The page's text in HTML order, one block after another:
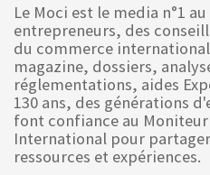
Le Moci est le media n°1
entrepreneurs, des
du commerce
magazine, dossiers,
réglementations, aides
130 ans, des générations
font confiance au
International pour
ressources et expériences.